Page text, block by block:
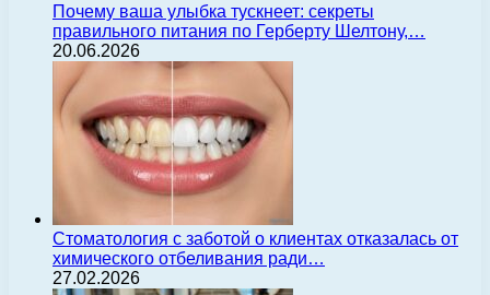
Почему ваша улыбка тускнеет: секреты
правильного питания по Герберту Шелтону,…
20.06.2026
Стоматология с заботой о клиентах отказалась от
химического отбеливания ради…
27.02.2026